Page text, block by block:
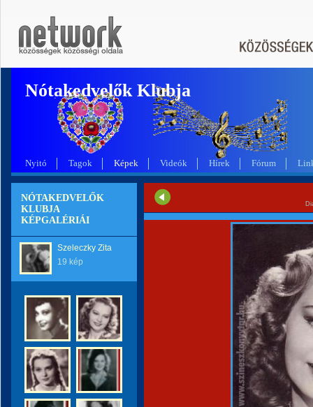
Nótakedvelők Klubja
Nyitó Tagok Képek Videók Hírek Fórum
NÓTAKEDVELŐK
KLUBJA
KÉPGALÉRIÁI
Szeleczky Zita
19 kép